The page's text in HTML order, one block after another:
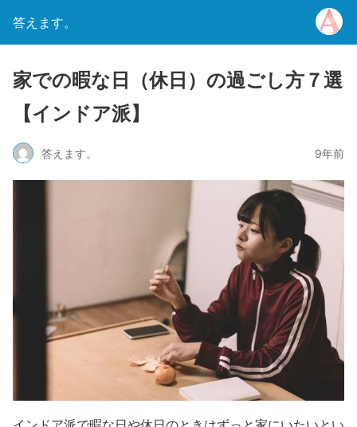
答えます。
家での暇な日（休日）の過ごし方７選
【インドア派】
答えます。 9年前